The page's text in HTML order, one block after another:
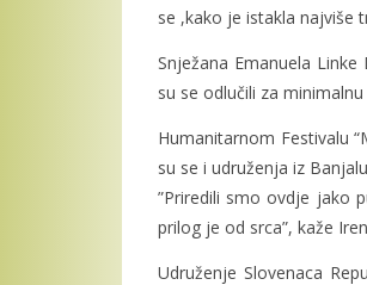
se ,kako je istakla najviše
Snježana Emanuela
su se odlučili za
Humanitarnom Festivalu
su se i udruženja iz
”Priredili smo ovdje jako
prilog je od srca”, kaže
Udruženje Slovenaca